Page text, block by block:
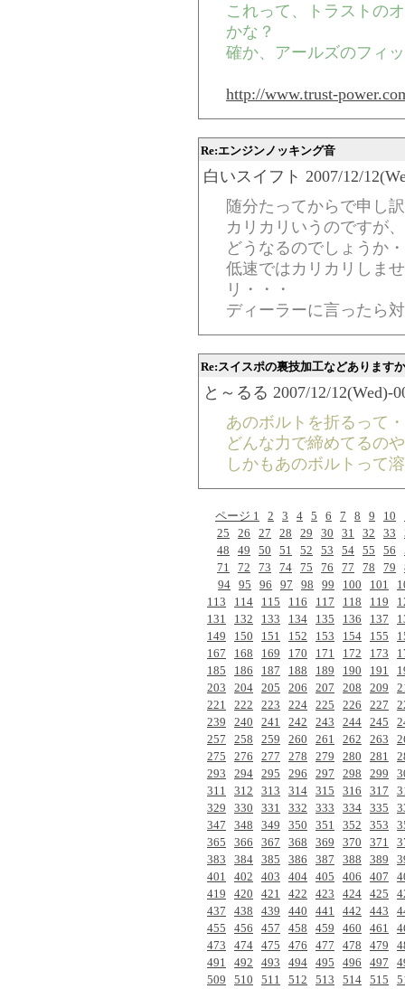
これって、トラストの
かな？
確か、アールズのフィ
http://www.trust-
Re:エンジンノッキング音
白いスイフト 2007/12/
随分たってからで申し
カリカリいうのですが
どうなるのでしょうか
低速ではカリカリしま
リ・・・
ディーラーに言ったら
Re:スイスポの裏技加工などあります
と～るる 2007/12/12(Wed)-
あのボルトを折るって
どんな力で締めてるの
しかもあのボルトって
ページ 1 2 3 4 5 6 7 8 9 10
25
26 27 28 29 30 31 32 33
48
49 50 51 52 53 54 55 56
71
72 73 74 75 76 77 78 79
94 95 96 97 98 99 100 101
113
114 115 116 117 118 119
131
132 133 134 135 136 137
149
150 151 152 153 154 155
167
168 169 170 171 172 173
185
186 187 188 189 190 191
203
204 205 206 207 208 209
221
222 223 224 225 226 227
239
240 241 242 243 244 245
257
258 259 260 261 262 263
275
276 277 278 279 280 281
293
294 295 296 297 298 299
311
312 313 314 315 316 317
329
330 331 332 333 334 335
347
348 349 350 351 352 353
365
366 367 368 369 370 371
383
384 385 386 387 388 389
401
402 403 404 405 406 407
419
420 421 422 423 424 425
437
438 439 440 441 442 443
455
456 457 458 459 460 461
473
474 475 476 477 478 479
491
492 493 494 495 496 497
509
510 511 512 513 514 515